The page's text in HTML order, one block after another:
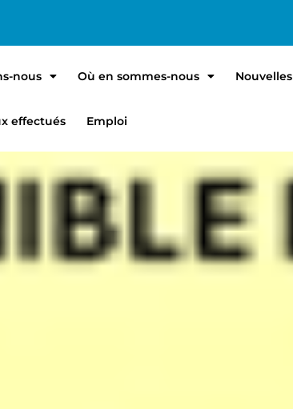
nous Où en sommes-nous Nouvelles
effectués Emploi